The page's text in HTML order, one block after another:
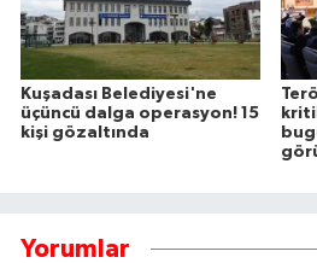
Kuşadası Belediyesi'ne
üçüncü dalga operasyon! 15
kişi gözaltında
Yorumlar